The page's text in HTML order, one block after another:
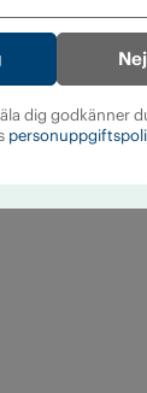
dig godkänner